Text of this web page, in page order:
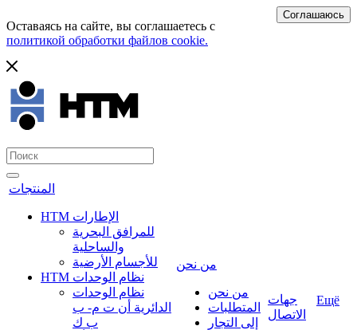
Оставаясь на сайте, вы соглашаетесь с
политикой обработки файлов cookie.
Соглашаюсь
المنتجات
HTM الإطارات
للمرافق البحرية
والساحلية
للأجسام الأرضية
HTM نظام الوحدات
نظام الوحدات
الدائرية أن ت م- ب
ب ك
من نحن
من نحن
المتطلبات
إلى التجار
جهات
الاتصال
Ещё